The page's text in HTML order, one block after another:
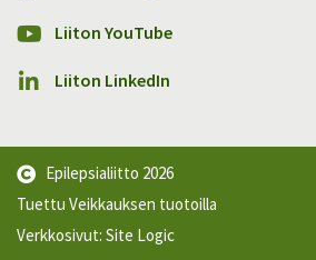
Liiton YouTube
Liiton LinkedIn
Epilepsialiitto 2026
Tuettu Veikkauksen tuotoilla
Verkkosivut: Site Logic